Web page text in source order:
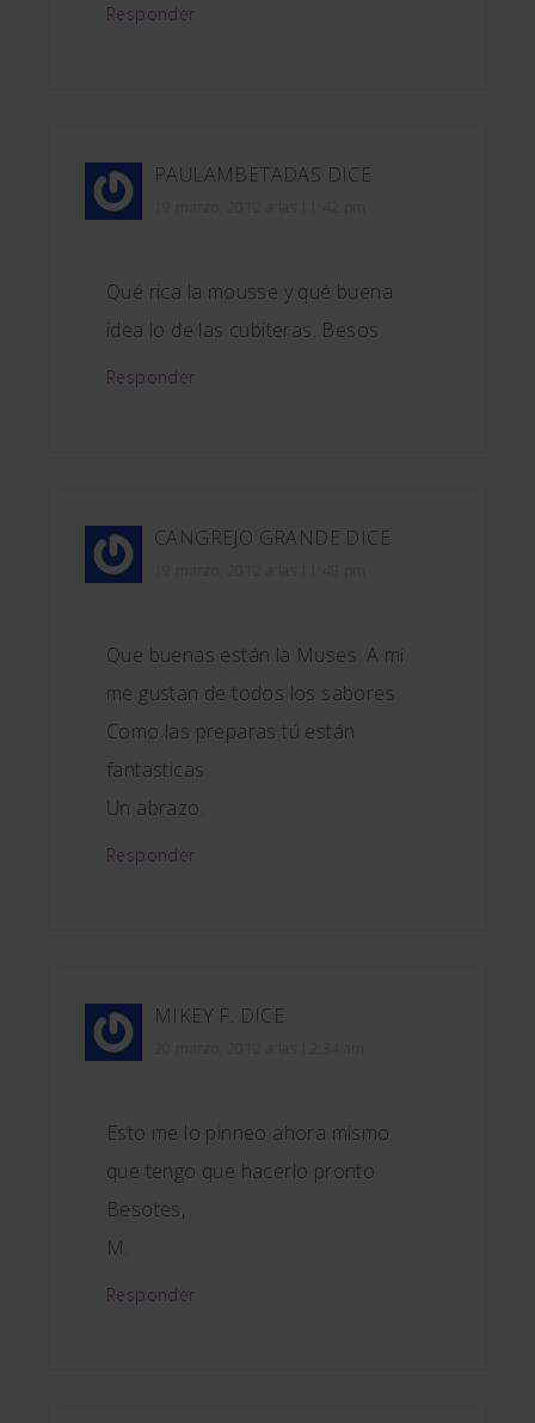
Responder
PAULAMBETADAS DICE
Qué rica la mousse y qué buena
idea lo de las cubiteras. Besos
Responder
CANGREJO GRANDE DICE
Que buenas están la Muses. A mí
me gustan de todos los sabores.
Como las preparas tú están
fantasticas.
Un abrazo.
Responder
MIKEY F. DICE
Esto me lo pinneo ahora mismo
que tengo que hacerlo pronto
Besotes,
M.
Responder